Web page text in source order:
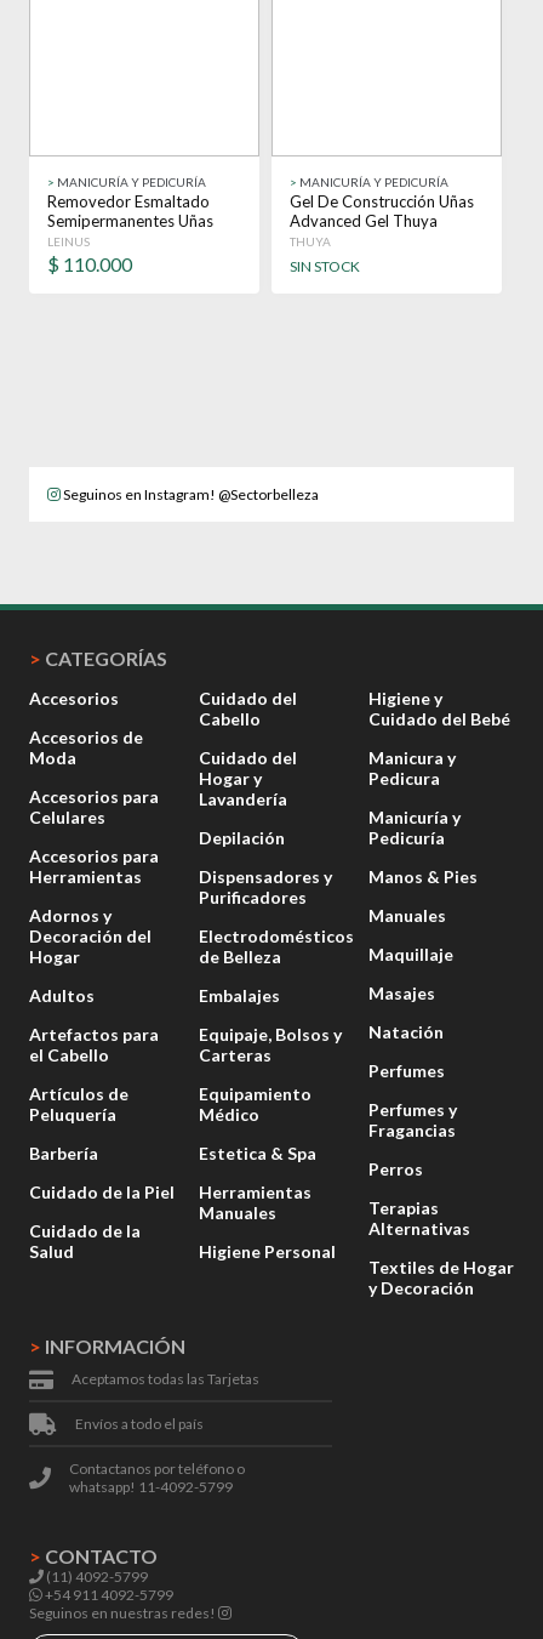
> MANICURÍA Y PEDICURÍA
Removedor Esmaltado
Semipermanentes Uñas
Leinus 480 Ml X12
LEINUS
$ 110.000
> MANICURÍA Y PEDICURÍA
Gel De Construcción Uñas
Advanced Gel Thuya
Manicuría
THUYA
SIN STOCK
Seguinos en Instagram! @Sectorbelleza
> INFORMACIÓN
Aceptamos todas las Tarjetas
Envíos a todo el país
Contactanos por teléfono o
whatsapp! 11-4092-5799
> CATEGORÍAS
Accesorios
Accesorios de
Moda
Accesorios para
Celulares
Accesorios para
Herramientas
Adornos y
Decoración del
Hogar
Adultos
Artefactos para
el Cabello
Artículos de
Peluquería
Barbería
Cuidado de la Piel
Cuidado de la
Salud
Cuidado del
Cabello
Cuidado del
Hogar y
Lavandería
Depilación
Dispensadores y
Purificadores
Electrodomésticos
de Belleza
Embalajes
Equipaje, Bolsos y
Carteras
Equipamiento
Médico
Estetica & Spa
Herramientas
Manuales
Higiene Personal
Higiene y
Cuidado del Bebé
Manicura y
Pedicura
Manicuría y
Pedicuría
Manos & Pies
Manuales
Maquillaje
Masajes
Natación
Perfumes
Perfumes y
Fragancias
Perros
Terapias
Alternativas
Textiles de Hogar
y Decoración
> CONTACTO
(11) 4092-5799
+54 911 4092-5799
Seguinos en nuestras redes!